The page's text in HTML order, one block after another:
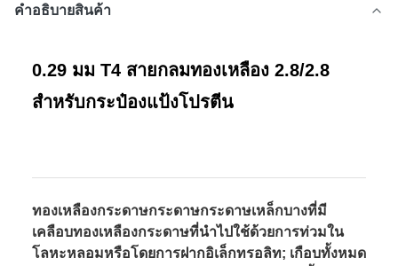
คําอธิบายสินค้า
0.29 มม T4 สายกลมทองเหลือง 2.8/2.8
สําหรับกระป๋องแป้งโปรตีน
ทองเหลืองกระดาษกระดาษกระดาษเหล็กบางที่มี
เคลือบทองเหลืองกระดาษที่นําไปใช้ด้วยการท่วมใน
โลหะหลอมหรือโดยการฝากอิเล็กทรอลิท; เกือบทั้งหมด